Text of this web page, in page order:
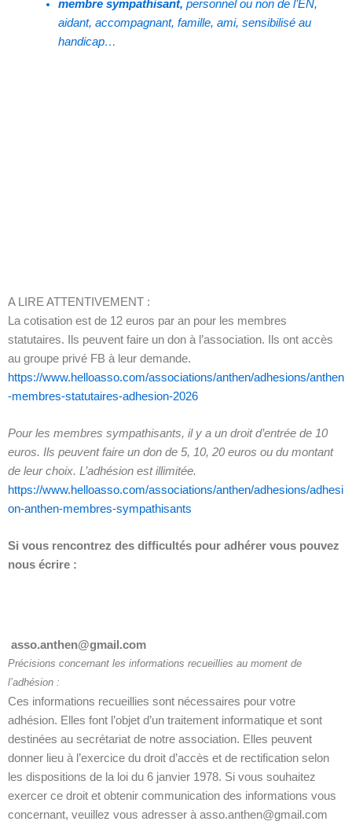
membre sympathisant, personnel ou non de l’EN,
aidant, accompagnant, famille, ami, sensibilisé au
handicap…
A LIRE ATTENTIVEMENT :
La cotisation est de 12 euros par an pour les membres
statutaires. Ils peuvent faire un don à l’association. Ils ont accès
au groupe privé FB à leur demande.
https://www.helloasso.com/associations/anthen/adhesions/anthen
-membres-statutaires-adhesion-2026
Pour les membres sympathisants, il y a un droit d’entrée de 10
euros. Ils peuvent faire un don de 5, 10, 20 euros ou du montant
de leur choix. L’adhésion est illimitée.
https://www.helloasso.com/associations/anthen/adhesions/adhesi
on-anthen-membres-sympathisants
Si vous rencontrez des difficultés pour adhérer vous pouvez
nous écrire :
asso.anthen@gmail.com
Précisions concernant les informations recueillies au moment de
l’adhésion :
Ces informations recueillies sont nécessaires pour votre
adhésion. Elles font l’objet d’un traitement informatique et sont
destinées au secrétariat de notre association. Elles peuvent
donner lieu à l’exercice du droit d’accès et de rectification selon
les dispositions de la loi du 6 janvier 1978. Si vous souhaitez
exercer ce droit et obtenir communication des informations vous
concernant, veuillez vous adresser à asso.anthen@gmail.com